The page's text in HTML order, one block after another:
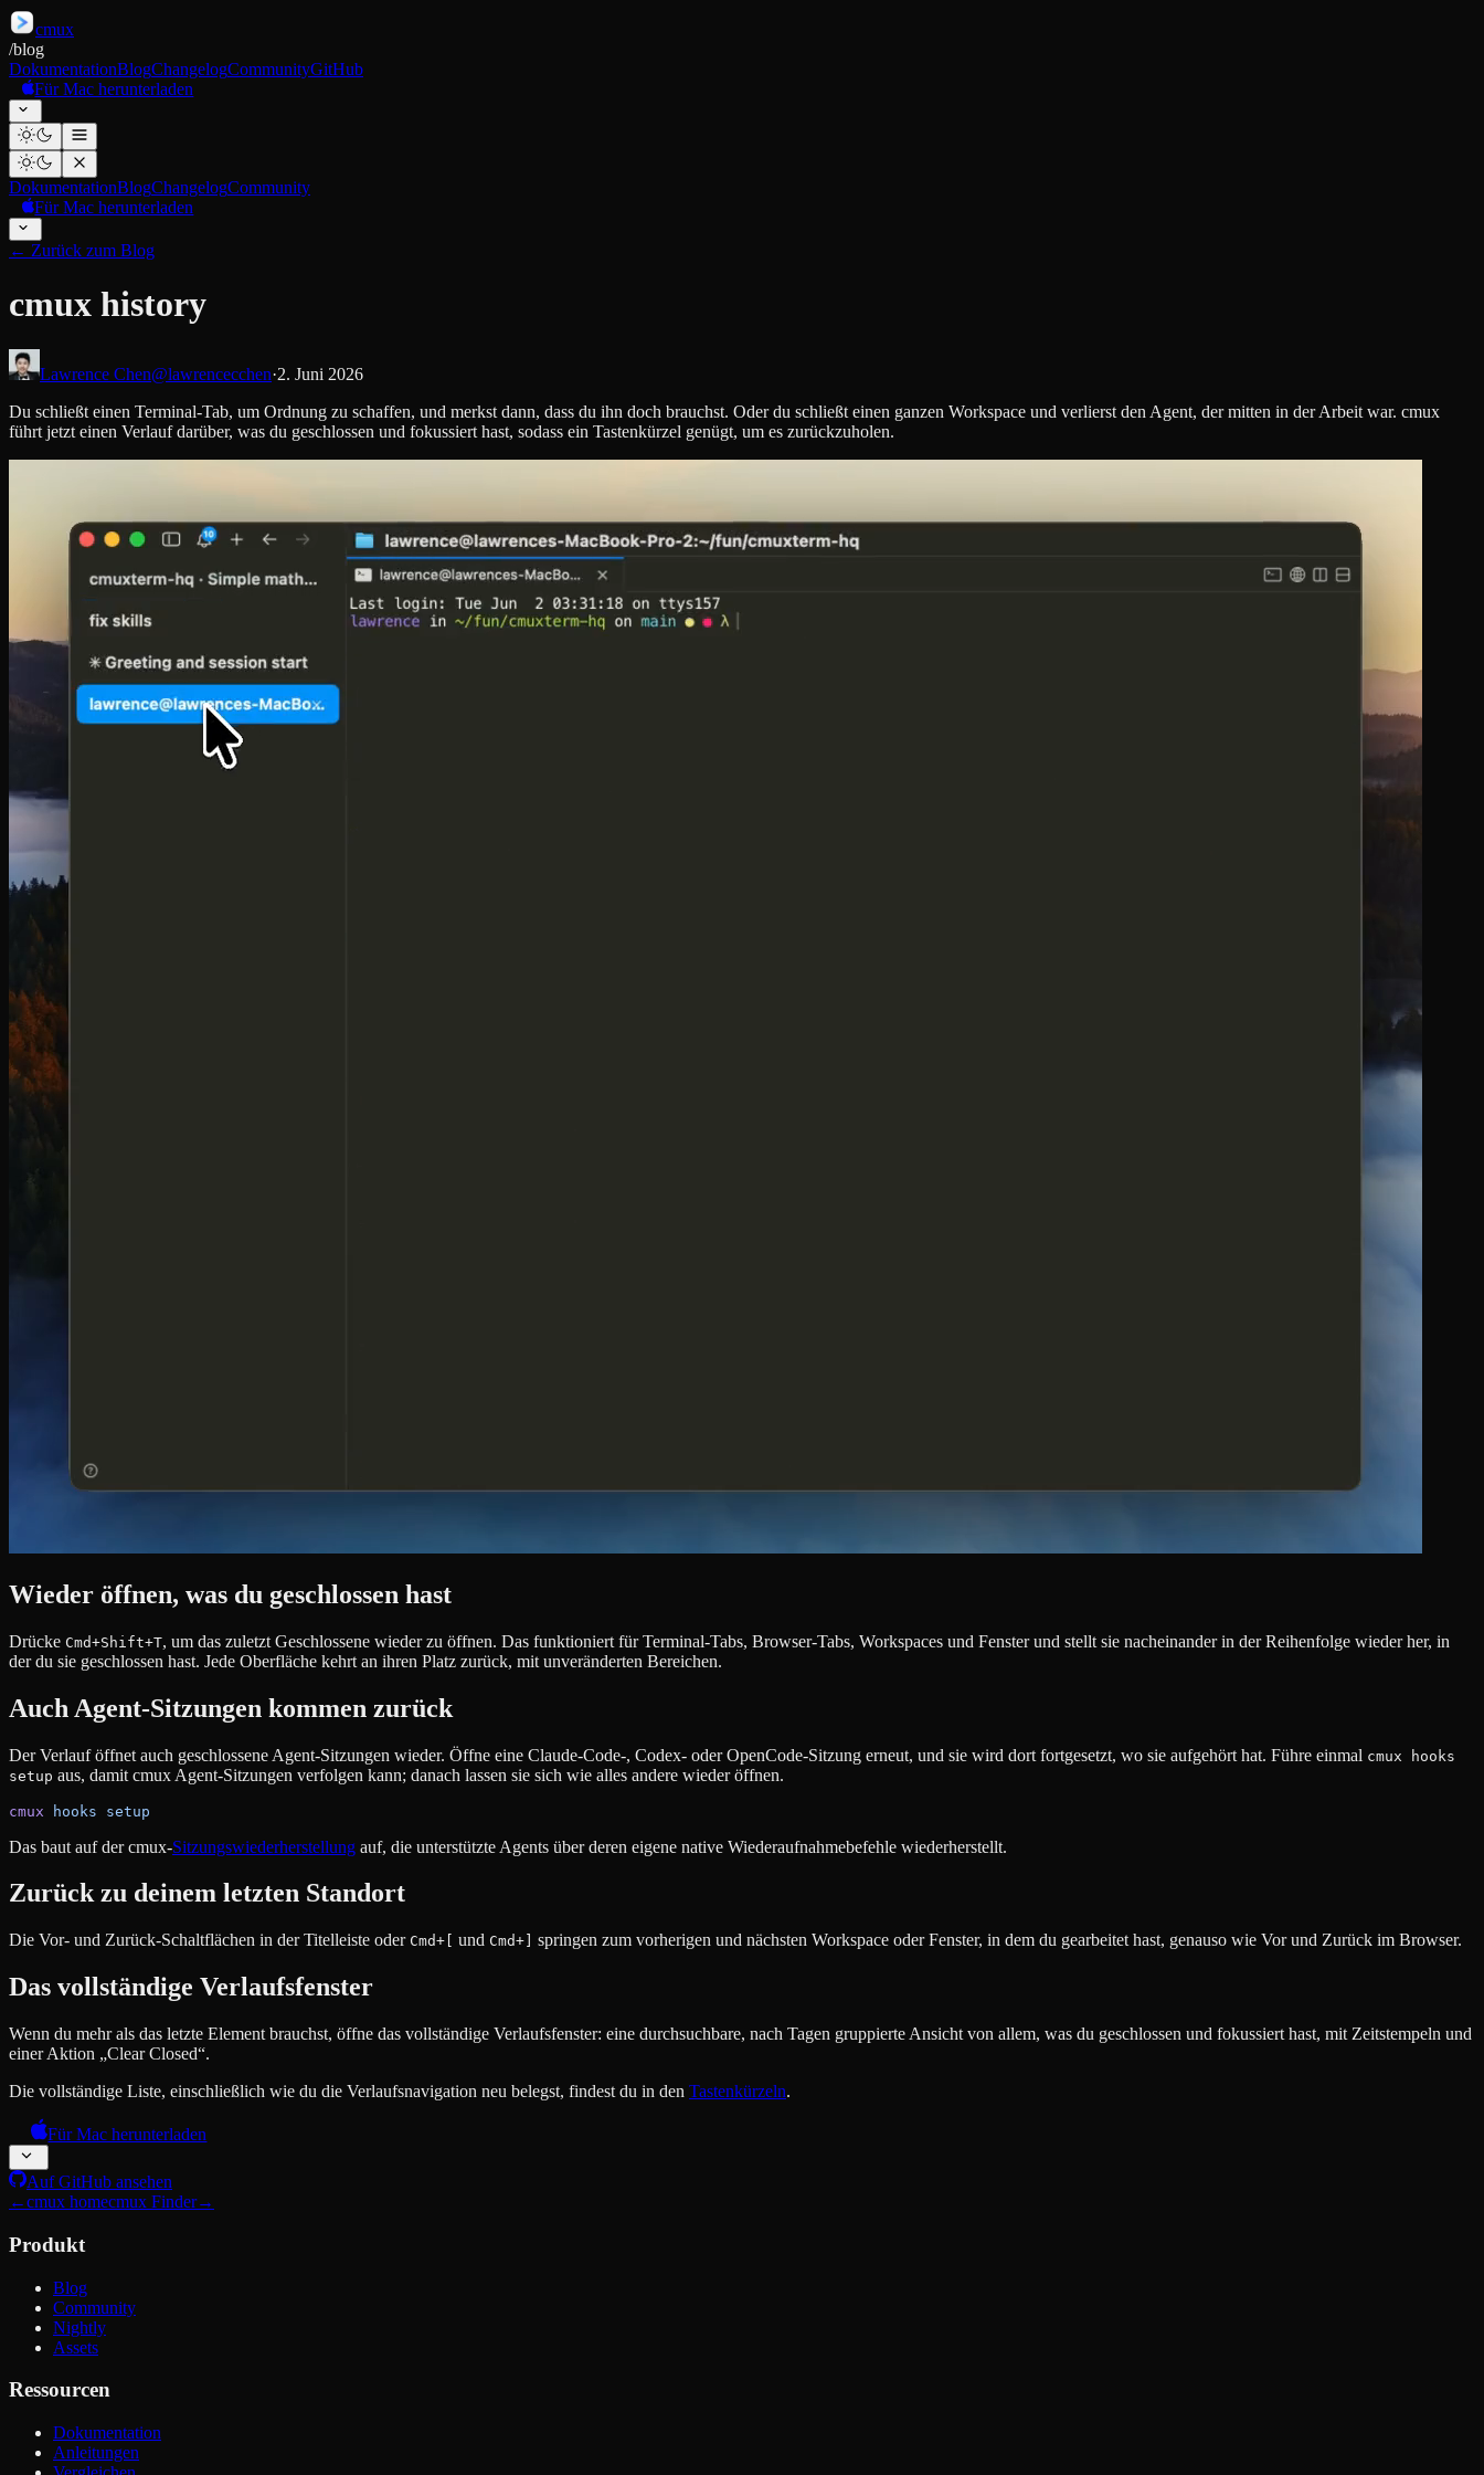
cmux
/blog
DokumentationBlogChangelogCommunityGitHub
Für Mac herunterladen
DokumentationBlogChangelogCommunity
Für Mac herunterladen
← Zurück zum Blog
cmux history
Lawrence Chen@lawrencecchen·2. Juni 2026
Du schließt einen Terminal-Tab, um Ordnung zu schaffen, und merkst dann, dass du ihn doch brauchst. Oder du schließt einen ganzen Workspace und verlierst den Agent, der mitten in der Arbeit war. cmux
führt jetzt einen Verlauf darüber, was du geschlossen und fokussiert hast, sodass ein Tastenkürzel genügt, um es zurückzuholen.
Wieder öffnen, was du geschlossen hast
Drücke Cmd+Shift+T, um das zuletzt Geschlossene wieder zu öffnen. Das funktioniert für Terminal-Tabs, Browser-Tabs, Workspaces und Fenster und stellt sie nacheinander in der Reihenfolge wieder her, in
der du sie geschlossen hast. Jede Oberfläche kehrt an ihren Platz zurück, mit unveränderten Bereichen.
Auch Agent-Sitzungen kommen zurück
Der Verlauf öffnet auch geschlossene Agent-Sitzungen wieder. Öffne eine Claude-Code-, Codex- oder OpenCode-Sitzung erneut, und sie wird dort fortgesetzt, wo sie aufgehört hat. Führe einmal cmux hooks
setup aus, damit cmux Agent-Sitzungen verfolgen kann; danach lassen sie sich wie alles andere wieder öffnen.
cmux hooks setup
Das baut auf der cmux-Sitzungswiederherstellung auf, die unterstützte Agents über deren eigene native Wiederaufnahmebefehle wiederherstellt.
Zurück zu deinem letzten Standort
Die Vor- und Zurück-Schaltflächen in der Titelleiste oder Cmd+[ und Cmd+] springen zum vorherigen und nächsten Workspace oder Fenster, in dem du gearbeitet hast, genauso wie Vor und Zurück im Browser.
Das vollständige Verlaufsfenster
Wenn du mehr als das letzte Element brauchst, öffne das vollständige Verlaufsfenster: eine durchsuchbare, nach Tagen gruppierte Ansicht von allem, was du geschlossen und fokussiert hast, mit Zeitstempeln und
einer Aktion „Clear Closed“.
Die vollständige Liste, einschließlich wie du die Verlaufsnavigation neu belegst, findest du in den Tastenkürzeln.
Für Mac herunterladen
Auf GitHub ansehen
←cmux homecmux Finder→
Produkt
Blog
Community
Nightly
Assets
Ressourcen
Dokumentation
Anleitungen